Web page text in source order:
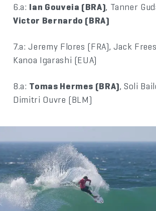
6.a: Ian Gouveia (BRA), Tanner
Victor Bernardo (BRA)
7.a: Jeremy Flores (FRA), Jack
Kanoa Igarashi (EUA)
8.a: Tomas Hermes (BRA), Soli
Dimitri Ouvre (BLM)